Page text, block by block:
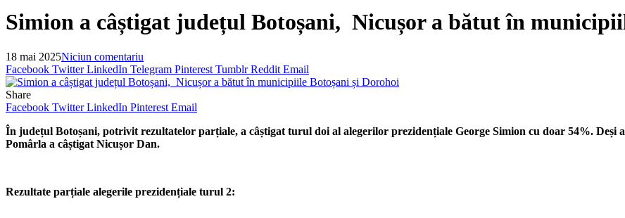
Simion a câștigat județul Botoșani, Nicușor a bătut în
18 mai 2025Niciun comentariu
Facebook Twitter LinkedIn Telegram Pinterest Tumblr Reddit Email
Share
Facebook Twitter LinkedIn Pinterest Email
În județul Botoșani, potrivit rezultatelor parțiale, a câștigat turul doi al alegerilor prezidențiale George Simion cu doar 54%. Deși
Pomârla a câștigat Nicușor Dan.
Rezultate parțiale alegerile prezidențiale turul 2: